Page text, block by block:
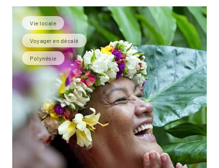
Vie locale
Voyager en décalé
Polynésie